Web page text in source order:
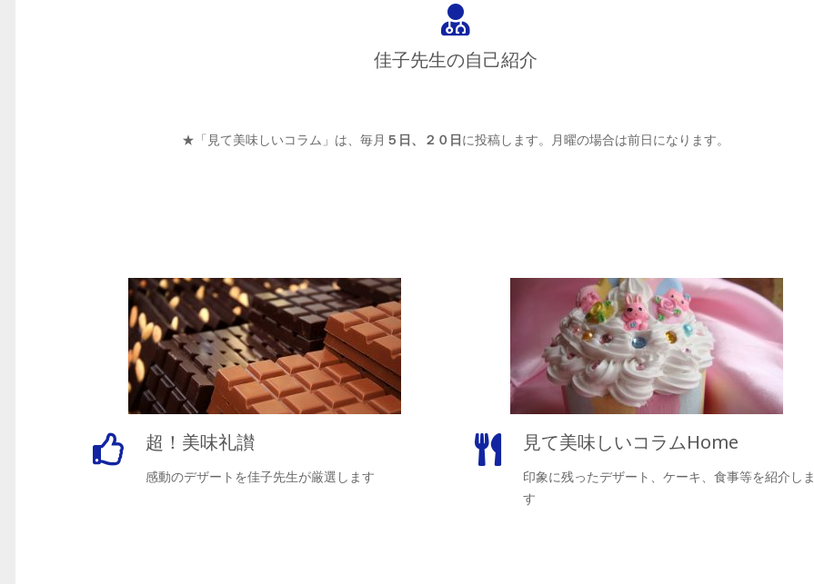
佳子先生の自己紹介
★「見て美味しいコラム」は、毎月 ５日、２０日に投稿します。月曜の場合は前日になります。
超！美味礼讃
感動のデザートを佳子先生が厳選します
見て美味しいコラムHome
印象に残ったデザート、ケーキ、食事等を紹介しま
す